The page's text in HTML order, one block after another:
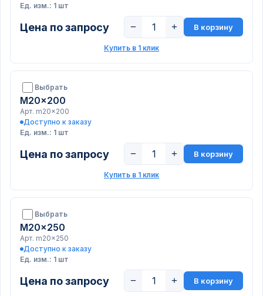
Ед. изм.: 1 шт
Цена по запросу − + В корзину
Купить в 1 клик
Выбрать
M20x200
Арт. m20x200
Доступно к заказу
Ед. изм.: 1 шт
Цена по запросу − + В корзину
Купить в 1 клик
Выбрать
M20x250
Арт. m20x250
Доступно к заказу
Ед. изм.: 1 шт
Цена по запросу − + В корзину